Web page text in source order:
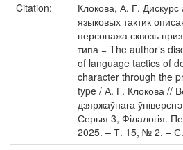
Citation:
Клокова, А. Г.
языковых тактик
персонажа сквозь
типа = The author’s
of language tactics of
character through the
type / А. Г. Клокова //
дзяржаўнага
Серыя 3, Філалогія.
2025. – Т. 15, № 2. –